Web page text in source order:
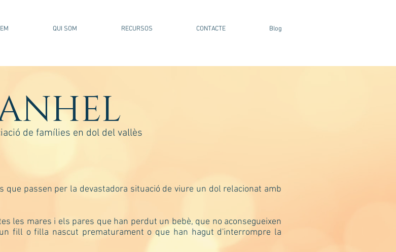
QUI SOM RECURSOS CONTACTE Blog
de famílies en dol del vallès
que passen per la devastadora situació de viure un dol relacionat amb
les mares i els pares que han perdut un bebè, que no aconsegueixen
fill o filla nascut prematurament o que han hagut d'interrompre la